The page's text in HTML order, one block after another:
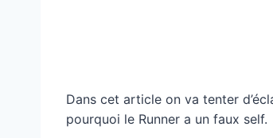
Dans cet article on va tenter
pourquoi le Runner a un faux self.